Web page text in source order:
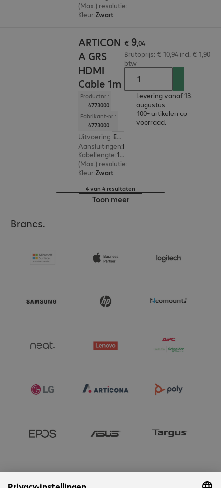
(Max.) resolutie:
Kleur:Zwart
ARTICON
A GRS
HDMI
Cable 1m
Productnr.:
4773000
Fabrikant-nr.:
4773000
Uitvoering: Europa
Aansluitingen:
Kabellengte: 1 m
(Max.) resolutie:
Kleur:Zwart
€ 9,04
Brutoprijs: € 10,94 incl. € 1,90
btw
Levering vanaf 13.
augustus
100+ artikelen op
voorraad.
4 van 4 resultaten
Toon meer
Brands.